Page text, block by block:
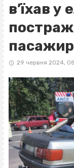
в’їхав
29 червня 2024,